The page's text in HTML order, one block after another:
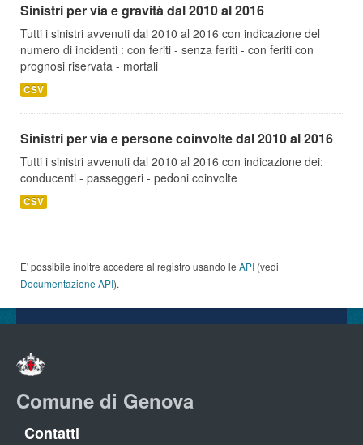
Sinistri per via e gravità dal 2010 al 2016
Tutti i sinistri avvenuti dal 2010 al 2016 con indicazione del
numero di incidenti : con feriti - senza feriti - con feriti con
prognosi riservata - mortali
CSV
Sinistri per via e persone coinvolte dal 2010 al 2016
Tutti i sinistri avvenuti dal 2010 al 2016 con indicazione dei:
conducenti - passeggeri - pedoni coinvolte
CSV
E' possibile inoltre accedere al registro usando le API (vedi
Documentazione API).
Comune di Genova
Contatti